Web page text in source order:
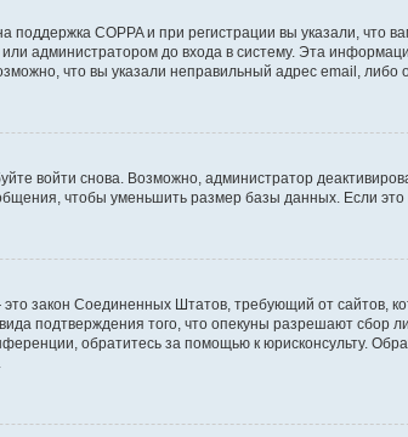
COPPA и при регистрации вы указали, что
администратором до входа в систему. Эта
что вы указали неправильный адрес email, либо
войти снова. Возможно, администратор
чтобы уменьшить размер базы данных. Если это
закон Соединенных Штатов, требующий от сайтов,
подтверждения того, что опекуны разрешают
обратитесь за помощью к юрисконсульту.